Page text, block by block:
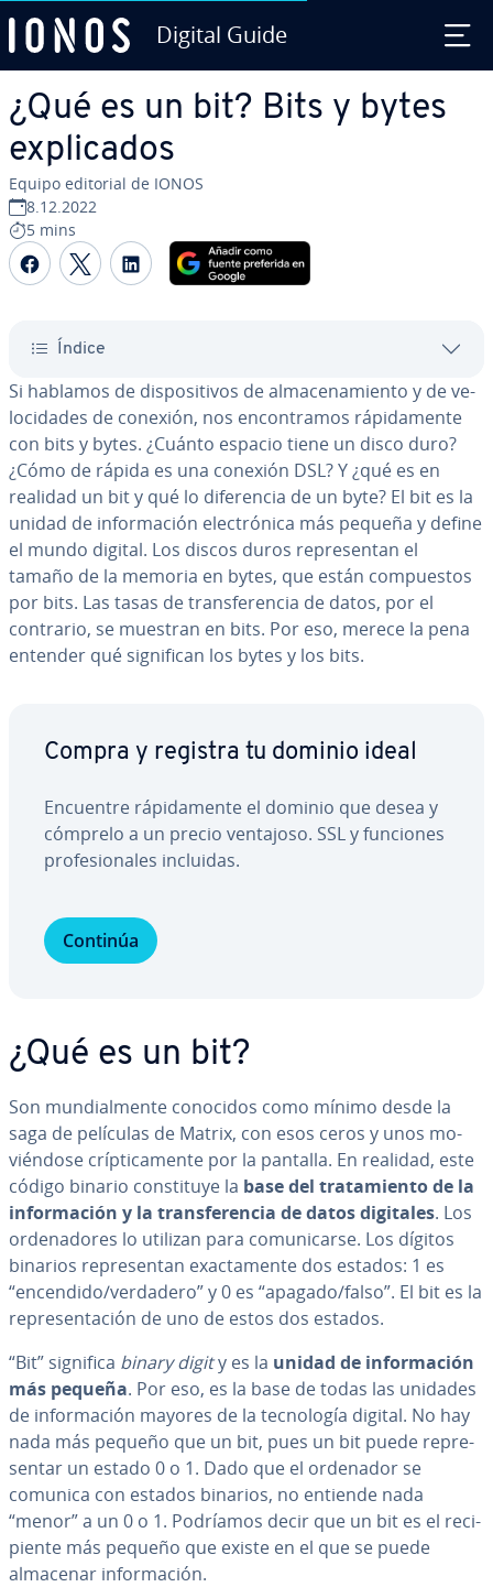
Digital Guide
¿Qué es un bit? Bits y bytes
ex­pli­ca­dos
Equipo editorial de IONOS
8.12.2022
5 mins
Compartir Facebook
Compartir Twitter
Compartir LinkedIn
Índice
Si hablamos de di­s­po­si­ti­vos de al­ma­ce­na­mie­n­to y de ve­
lo­ci­da­des de conexión, nos en­co­n­tra­mos rá­pi­da­me­n­te
con bits y bytes. ¿Cuánto espacio tiene un disco duro?
¿Cómo de rápida es una conexión DSL? Y ¿qué es en
realidad un bit y qué lo di­fe­re­n­cia de un byte? El bit es la
unidad de in­fo­r­ma­ción ele­c­tró­ni­ca más pequeña y define
el mundo digital. Los discos duros re­pre­se­n­tan el
tamaño de la memoria en bytes, que están co­m­pue­s­tos
por bits. Las tasas de tra­n­s­fe­re­n­cia de datos, por el
contrario, se muestran en bits. Por eso, merece la pena
entender qué si­g­ni­fi­can los bytes y los bits.
Compra y registra tu dominio ideal
Encuentre rá­pi­da­me­n­te el dominio que desea y
cómprelo a un precio ventajoso. SSL y funciones
pro­fe­sio­na­les incluidas.
Continúa
¿Qué es un bit?
Son mu­n­dia­l­me­n­te conocidos como mínimo desde la
saga de películas de Matrix, con esos ceros y unos mo­
vié­n­do­se crí­p­ti­ca­me­n­te por la pantalla. En realidad, este
código binario co­n­s­ti­tu­ye la base del tra­ta­mie­n­to de la
in­fo­r­ma­ción y la tra­n­s­fe­re­n­cia de datos digitales. Los
or­de­na­do­res lo utilizan para co­mu­ni­car­se. Los dígitos
binarios re­pre­se­n­tan exac­ta­me­n­te dos estados: 1 es
“encendido/verdadero” y 0 es “apagado/falso”. El bit es la
re­pre­se­n­ta­ción de uno de estos dos estados.
“Bit” significa binary digity es la unidad de in­fo­r­ma­ción
más pequeña. Por eso, es la base de todas las unidades
de in­fo­r­ma­ción mayores de la te­c­no­lo­gía digital. No hay
nada más pequeño que un bit, pues un bit puede re­pre­
se­n­tar un estado 0 o 1. Dado que el ordenador se
comunica con estados binarios, no entiende nada
“menor” a un 0 o 1. Podríamos decir que un bit es el re­ci­
pie­n­te más pequeño que existe en el que se puede
almacenar in­fo­r­ma­ción.